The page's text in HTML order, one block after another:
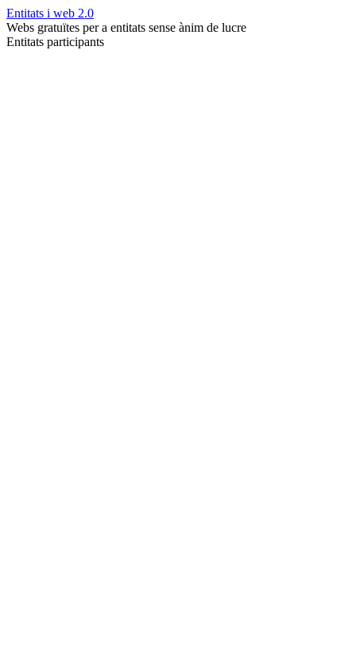
Entitats i web 2.0
Webs gratuïtes per a entitats sense ànim de lucre
Entitats participants